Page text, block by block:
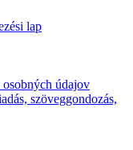
lap
osobných údajov
szöveggondozás,